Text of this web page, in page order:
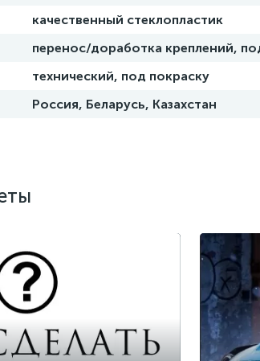
качественный стеклопластик
перенос/доработка креплений,
технический, под покраску
Россия, Беларусь, Казахстан